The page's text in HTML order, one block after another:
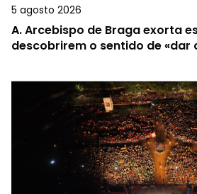
5 agosto 2026
A.Arcebispo de Braga exorta
descobrirem o sentido de «dar